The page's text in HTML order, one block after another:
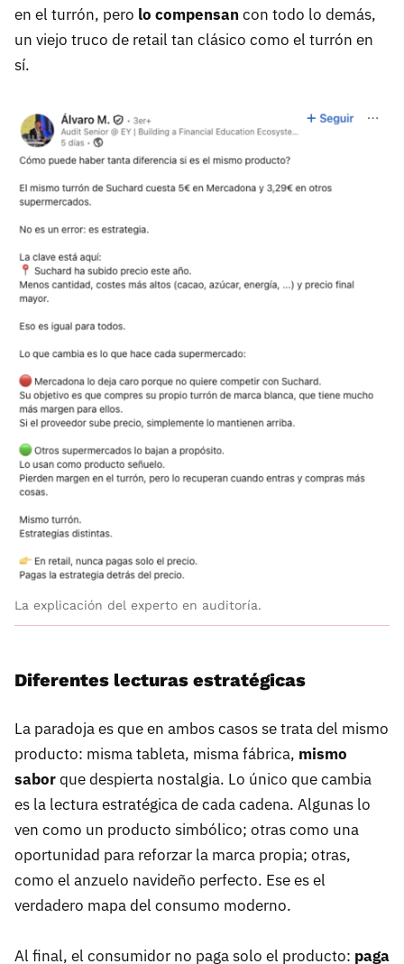
en el turrón, pero lo compensan con todo lo demás,
un viejo truco de retail tan clásico como el turrón en
sí.
La explicación del experto en auditoría.
Diferentes lecturas estratégicas
La paradoja es que en ambos casos se trata del mismo
producto: misma tableta, misma fábrica, mismo
saborque despierta nostalgia. Lo único que cambia
es la lectura estratégica de cada cadena. Algunas lo
ven como un producto simbólico; otras como una
oportunidad para reforzar la marca propia; otras,
como el anzuelo navideño perfecto. Ese es el
verdadero mapa del consumo moderno.
Al final, el consumidor no paga solo el producto: paga